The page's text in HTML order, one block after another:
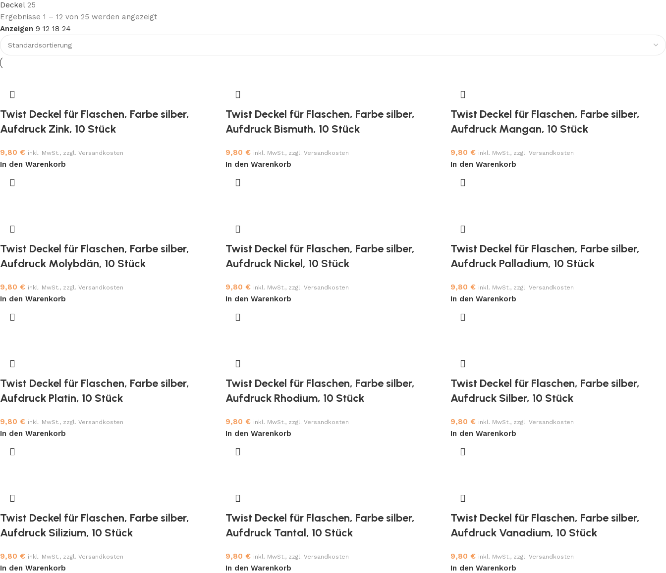
Deckel 25
Ergebnisse 1 – 12 von 25 werden angezeigt
Anzeigen 9 12 18 24
Twist Deckel für Flaschen, Farbe silber,
Aufdruck Zink, 10 Stück
9,80 € inkl. MwSt., zzgl. Versandkosten
In den Warenkorb
Twist Deckel für Flaschen, Farbe silber,
Aufdruck Bismuth, 10 Stück
9,80 € inkl. MwSt., zzgl. Versandkosten
In den Warenkorb
Twist Deckel für Flaschen, Farbe silber,
Aufdruck Mangan, 10 Stück
9,80€ inkl. MwSt., zzgl. Versandkosten
In den Warenkorb
Twist Deckel für Flaschen, Farbe silber,
Aufdruck Molybdän, 10 Stück
9,80 € inkl. MwSt., zzgl. Versandkosten
In den Warenkorb
Twist Deckel für Flaschen, Farbe silber,
Aufdruck Nickel, 10 Stück
9,80 € inkl. MwSt., zzgl. Versandkosten
In den Warenkorb
Twist Deckel für Flaschen, Farbe silber,
Aufdruck Palladium, 10 Stück
9,80€ inkl. MwSt., zzgl. Versandkosten
In den Warenkorb
Twist Deckel für Flaschen, Farbe silber,
Aufdruck Platin, 10 Stück
9,80 € inkl. MwSt., zzgl. Versandkosten
In den Warenkorb
Twist Deckel für Flaschen, Farbe silber,
Aufdruck Rhodium, 10 Stück
9,80 € inkl. MwSt., zzgl. Versandkosten
In den Warenkorb
Twist Deckel für Flaschen, Farbe silber,
Aufdruck Silber, 10 Stück
9,80€ inkl. MwSt., zzgl. Versandkosten
In den Warenkorb
Twist Deckel für Flaschen, Farbe silber,
Aufdruck Silizium, 10 Stück
9,80 € inkl. MwSt., zzgl. Versandkosten
In den Warenkorb
Twist Deckel für Flaschen, Farbe silber,
Aufdruck Tantal, 10 Stück
9,80 € inkl. MwSt., zzgl. Versandkosten
In den Warenkorb
Twist Deckel für Flaschen, Farbe silber,
Aufdruck Vanadium, 10 Stück
9,80€ inkl. MwSt., zzgl. Versandkosten
In den Warenkorb